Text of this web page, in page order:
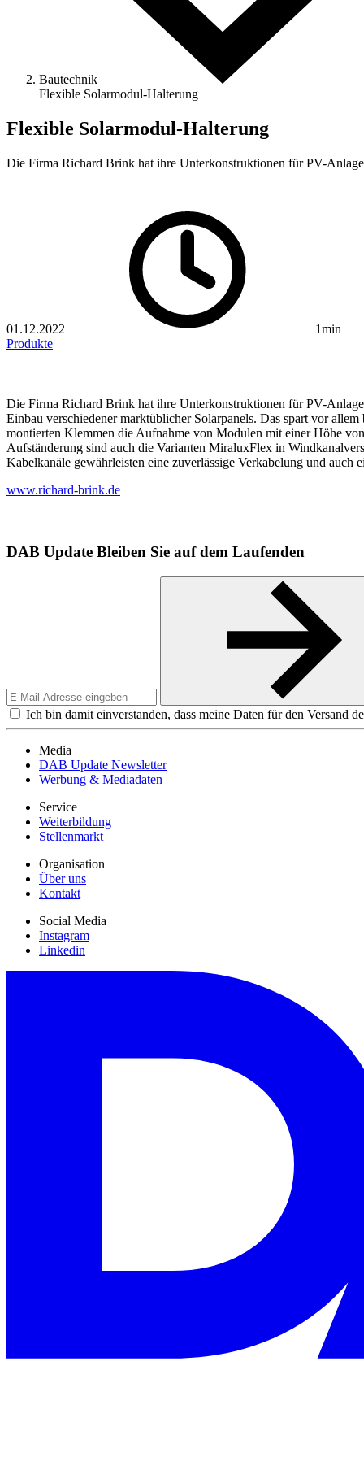
Bautechnik
Flexible Solarmodul-Halterung
Flexible Solarmodul-Halterung
Die Firma Richard Brink hat ihre Unterkonstruktionen für PV-
01.12.2022
1min
Produkte
Die Firma Richard Brink hat ihre Unterkonstruktionen für PV-
Einbau verschiedener marktüblicher Solarpanels. Das spart vor
montierten Klemmen die Aufnahme von Modulen mit einer Höhe
Aufständerung sind auch die Varianten MiraluxFlex in
Kabelkanäle gewährleisten eine zuverlässige Verkabelung und
www.richard-brink.de
DAB Update Bleiben Sie auf dem Laufenden
Ich bin damit einverstanden, dass meine Daten für den Versand
Media
DAB Update Newsletter
Werbung & Mediadaten
Service
Weiterbildung
Stellenmarkt
Organisation
Über uns
Kontakt
Social Media
Instagram
Linkedin